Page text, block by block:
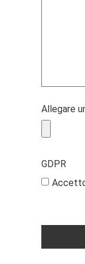
Allegare
GDPR